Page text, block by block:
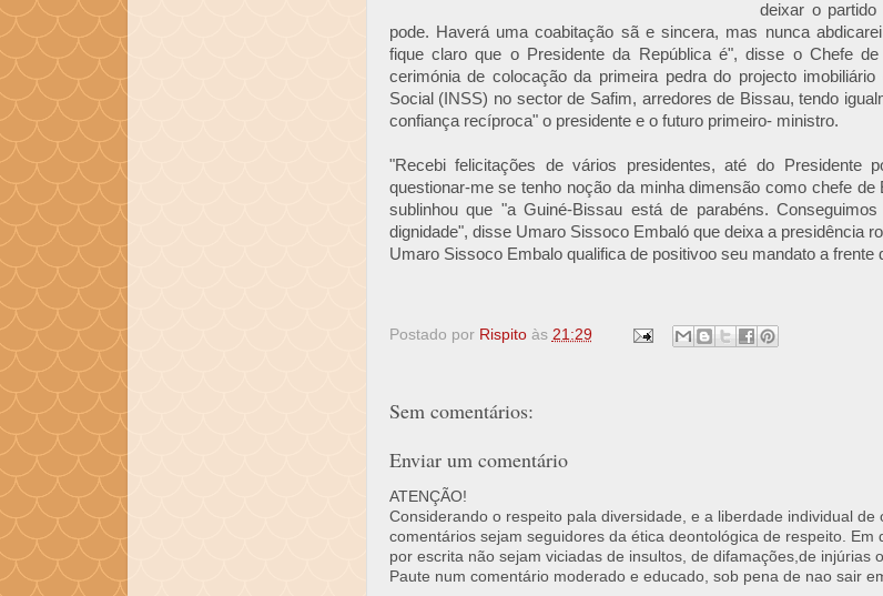
deixar o
pode. Haverá uma coabitação sã e sincera, mas nunca
fique claro que o Presidente da República é", disse o Chefe
cerimónia de colocação da primeira pedra do projecto
Social (INSS) no sector de Safim, arredores de Bissau, tendo
confiança recíproca" o presidente e o futuro primeiro- ministro.
"Recebi felicitações de vários presidentes, até do Presidente
questionar-me se tenho noção da minha dimensão como chefe
sublinhou que "a Guiné-Bissau está de parabéns.
dignidade", disse Umaro Sissoco Embaló que deixa a presidência
Umaro Sissoco Embalo qualifica de positivoo seu mandato a frente
Postado por Rispito às 21:29
Sem comentários:
Enviar um comentário
ATENÇÃO!
Considerando o respeito pala diversidade, e a liberdade individual de
comentários sejam seguidores da ética deontológica de respeito. Em
por escrita não sejam viciadas de insultos, de difamações,de injúrias
Paute num comentário moderado e educado, sob pena de nao sair